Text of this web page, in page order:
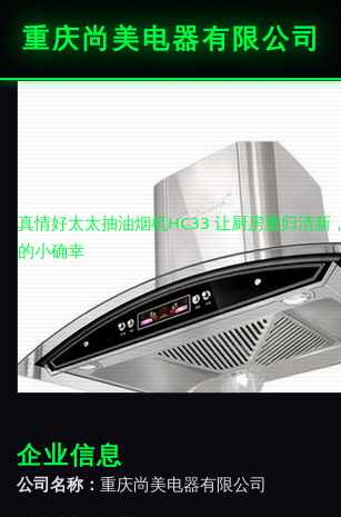
重庆尚美电器有限公司
真情好太太抽油烟机HC33 让厨房重归清新
的小确幸
企业信息
公司名称： 重庆尚美电器有限公司